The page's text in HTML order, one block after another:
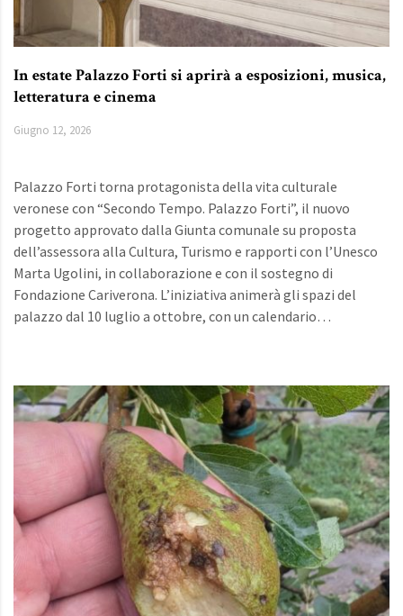
In estate Palazzo Forti si aprirà a esposizioni, musica,
letteratura e cinema
Giugno 12, 2026
Palazzo Forti torna protagonista della vita culturale
veronese con “Secondo Tempo. Palazzo Forti”, il nuovo
progetto approvato dalla Giunta comunale su proposta
dell’assessora alla Cultura, Turismo e rapporti con l’Unesco
Marta Ugolini, in collaborazione e con il sostegno di
Fondazione Cariverona. L’iniziativa animerà gli spazi del
palazzo dal 10 luglio a ottobre, con un calendario…